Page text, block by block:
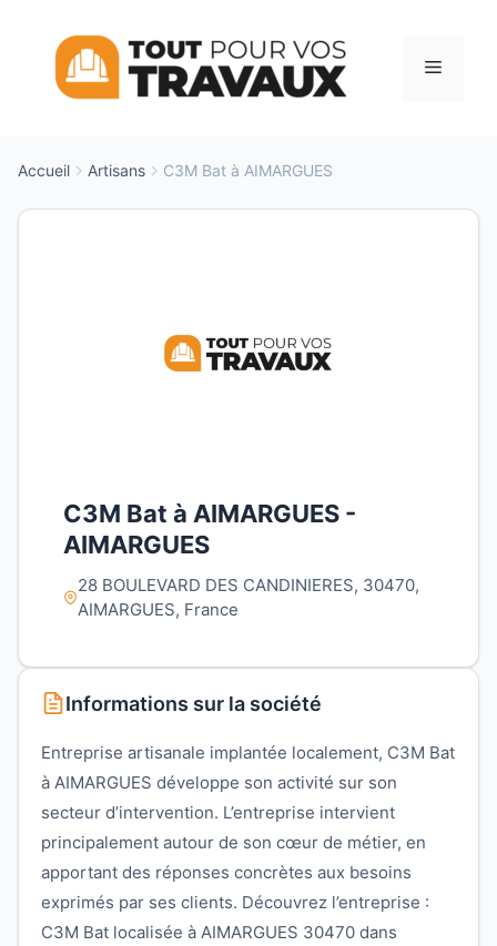
contenu
Menu
Accueil Artisans C3M Bat à AIMARGUES
C3M Bat à AIMARGUES -
AIMARGUES
28 BOULEVARD DES CANDINIERES, 30470,
AIMARGUES, France
Informations sur la société
Entreprise artisanale implantée localement, C3M Bat
à AIMARGUES développe son activité sur son
secteur d’intervention. L’entreprise intervient
principalement autour de son cœur de métier, en
apportant des réponses concrètes aux besoins
exprimés par ses clients. Découvrez l’entreprise :
C3M Bat localisée à AIMARGUES 30470 dans